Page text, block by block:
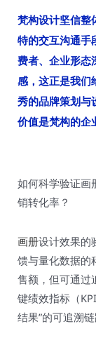
梵构设计坚信整
特的交互沟通手
费者、企业形态
感，这正是我们
秀的品牌策划与
价值是梵构的企
如何科学验证画
销转化率？
画册设计效果的
馈与量化数据的
售额，但可通过
键绩效指标（
结果”的可追溯链